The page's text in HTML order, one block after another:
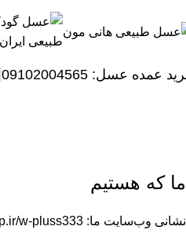
عمده عسل: 09102004565
ما که هستیم
نشانی وب‌سایت ما: http://dev-wp.ir/w-pluss333.